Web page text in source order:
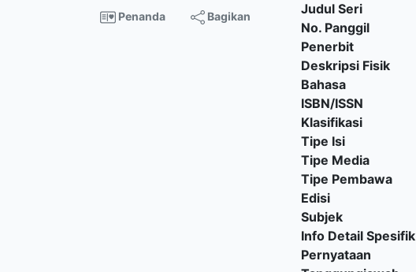
Penanda Bagikan Judul Seri
No. Panggil
Penerbit
Deskripsi Fisik
Bahasa
ISBN/ISSN
Klasifikasi
Tipe Isi
Tipe Media
Tipe Pembawa
Edisi
Subjek
Info Detail Spesifik
Pernyataan